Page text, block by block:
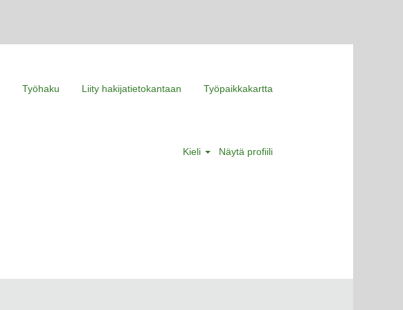
Työhaku Liity hakijatietokantaan Työpaikkakartta
Kieli Näytä profiili